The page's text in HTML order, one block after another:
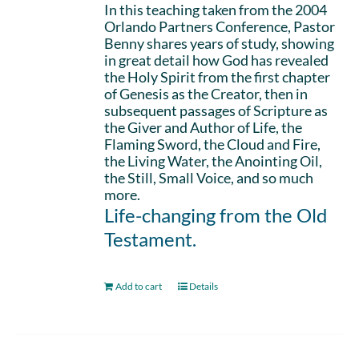
In this teaching taken from the 2004
Orlando Partners Conference, Pastor
Benny shares years of study, showing
in great detail how God has revealed
the Holy Spirit from the first chapter
of Genesis as the Creator, then in
subsequent passages of Scripture as
the Giver and Author of Life, the
Flaming Sword, the Cloud and Fire,
the Living Water, the Anointing Oil,
the Still, Small Voice, and so much
more.
Life-changing from the Old
Testament.
Add to cart Details